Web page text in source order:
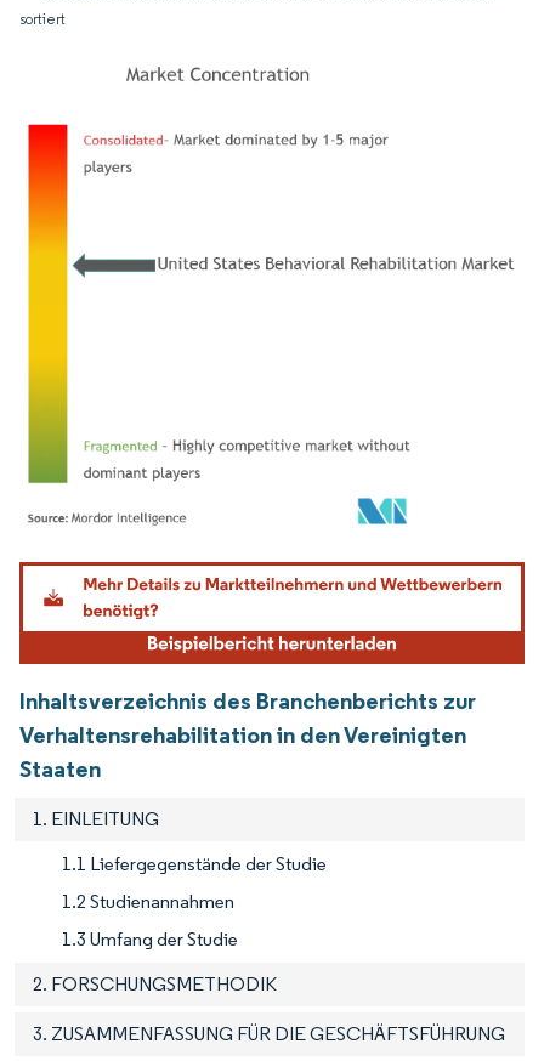
sortiert
Bild © Mordor Intelligence. Wiederverwendung erfordert Namensnennung gemäß
Inhaltsverzeichnis des Branchenberichts zur
Verhaltensrehabilitation in den Vereinigten
Staaten
1. EINLEITUNG
1.1 Liefergegenstände der Studie
1.2 Studienannahmen
1.3 Umfang der Studie
2. FORSCHUNGSMETHODIK
3. ZUSAMMENFASSUNG FÜR DIE GESCHÄFTSFÜHRUNG